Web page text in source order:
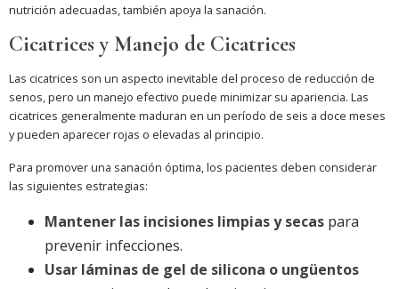
nutrición adecuadas, también apoya la sanación.
Cicatrices y Manejo de Cicatrices
Las cicatrices son un aspecto inevitable del proceso de reducción de
senos, pero un manejo efectivo puede minimizar su apariencia. Las
cicatrices generalmente maduran en un período de seis a doce meses
y pueden aparecer rojas o elevadas al principio.
Para promover una sanación óptima, los pacientes deben considerar
las siguientes estrategias:
Mantener las incisiones limpias y secas para
prevenir infecciones.
Usar láminas de gel de silicona o ungüentos